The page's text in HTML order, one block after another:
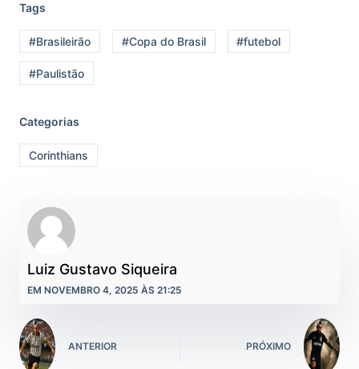
Tags
#Brasileirão #Copa do Brasil #futebol
#Paulistão
Categorias
Corinthians
Luiz Gustavo Siqueira
EM NOVEMBRO 4, 2025 ÀS 21:25
ANTERIOR PRÓXIMO